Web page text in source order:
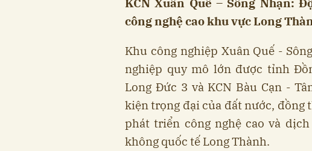
công nghệ cao khu vực Long
Khu công nghiệp Xuân Quế -
nghiệp quy mô lớn được tỉnh
Long Đức 3 và KCN Bàu Cạn -
kiện trọng đại của đất nước,
phát triển công nghệ cao và
không quốc tế Long Thành.